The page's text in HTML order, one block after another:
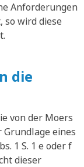
Anforderungen
wird diese
die
von der Moers
Grundlage eines
1 S. 1 e oder f
dieser